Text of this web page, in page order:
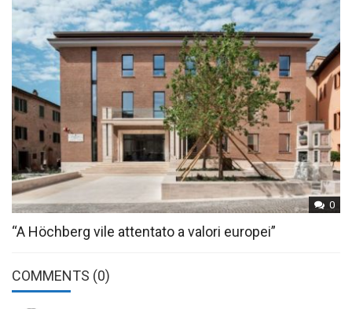
0
“A Höchberg vile attentato a valori europei”
COMMENTS (0)